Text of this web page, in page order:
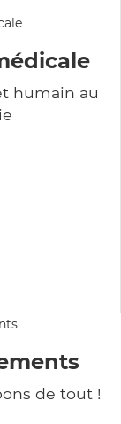
humain au
de tout !